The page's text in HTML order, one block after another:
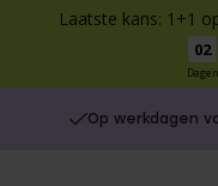
Laatste kans: 1+1
02
Dagen
Op werkdagen